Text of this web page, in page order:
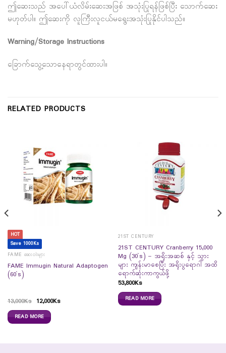
ဤဆေးသည် အပေါ်ယံလိမ်းဆေးအဖြစ် အသုံးပြုရန်ဖြစ်ပြီး သောက်ဆေး
မဟုတ်ပါ။ ဤဆေးကို လူကြီးလူငယ်မရွေးအသုံးပြုနိုင်ပါသည်။
Warning/Storage Instructions
ခြောက်သွေ့သောနေရာတွင်ထားပါ။
RELATED PRODUCTS
HOT
Save 1000Ks
FAME ဆေးဝါးများ
FAME Immugin Natural Adaptogen
(60`s)
13,000Ks 12,000Ks
READ MORE
21ST CENTURY
21ST CENTURY Cranberry 15,000
Mg (30`s) – အရိုးအဆစ် နှင့် သွား
များ ကျန်းမာစေပြီး အရိုးပွရောဂါ အထိ
ရောက်ဆုံးကာကွယ်ဖို့
53,800Ks
READ MORE